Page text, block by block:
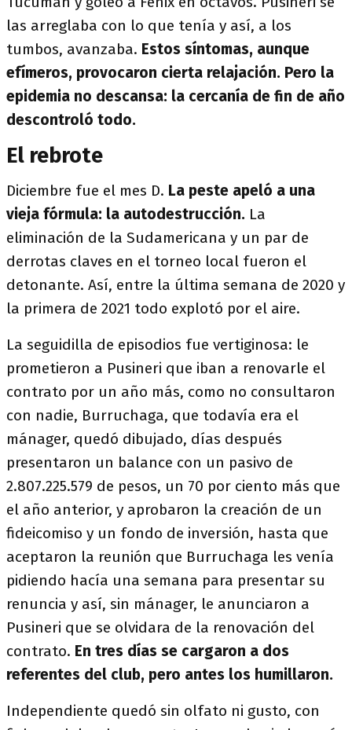
las arreglaba con lo que tenía y así, a los
tumbos, avanzaba. Estos síntomas, aunque
efímeros, provocaron cierta relajación. Pero la
epidemia no descansa: la cercanía de fin de año
descontroló todo.
El rebrote
Diciembre fue el mes D. La peste apeló a una
vieja fórmula: la autodestrucción. La
eliminación de la Sudamericana y un par de
derrotas claves en el torneo local fueron el
detonante. Así, entre la última semana de 2020 y
la primera de 2021 todo explotó por el aire.
La seguidilla de episodios fue vertiginosa: le
prometieron a Pusineri que iban a renovarle el
contrato por un año más, como no consultaron
con nadie, Burruchaga, que todavía era el
mánager, quedó dibujado, días después
presentaron un balance con un pasivo de
2.807.225.579 de pesos, un 70 por ciento más que
el año anterior, y aprobaron la creación de un
fideicomiso y un fondo de inversión, hasta que
aceptaron la reunión que Burruchaga les venía
pidiendo hacía una semana para presentar su
renuncia y así, sin mánager, le anunciaron a
Pusineri que se olvidara de la renovación del
contrato. En tres días se cargaron a dos
referentes del club, pero antes los humillaron.
Independiente quedó sin olfato ni gusto, con